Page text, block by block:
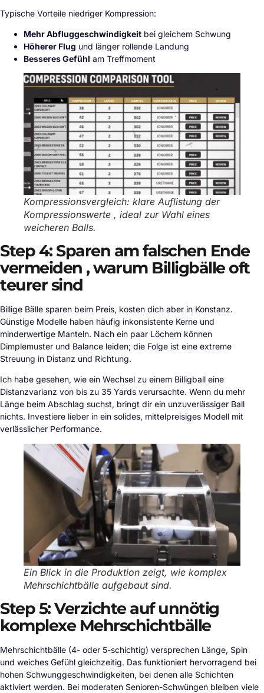
Typische Vorteile niedriger Kompression:
Mehr Abfluggeschwindigkeit bei gleichem Schwung
Höherer Flug und länger rollende Landung
Besseres Gefühl am Treffmoment
Kompressionsvergleich: klare Auflistung der
Kompressionswerte , ideal zur Wahl eines
weicheren Balls.
Step 4: Sparen am falschen Ende
vermeiden , warum Billigbälle oft
teurer sind
Billige Bälle sparen beim Preis, kosten dich aber in Konstanz.
Günstige Modelle haben häufig inkonsistente Kerne und
minderwertige Manteln. Nach ein paar Löchern können
Dimplemuster und Balance leiden; die Folge ist eine extreme
Streuung in Distanz und Richtung.
Ich habe gesehen, wie ein Wechsel zu einem Billigball eine
Distanzvarianz von bis zu 35 Yards verursachte. Wenn du mehr
Länge beim Abschlag suchst, bringt dir ein unzuverlässiger Ball
nichts. Investiere lieber in ein solides, mittelpreisiges Modell mit
verlässlicher Performance.
Ein Blick in die Produktion zeigt, wie komplex
Mehrschichtbälle aufgebaut sind.
Step 5: Verzichte auf unnötig
komplexe Mehrschichtbälle
Mehrschichtbälle (4- oder 5-schichtig) versprechen Länge, Spin
und weiches Gefühl gleichzeitig. Das funktioniert hervorragend bei
hohen Schwunggeschwindigkeiten, bei denen alle Schichten
aktiviert werden. Bei moderaten Senioren-Schwüngen bleiben viele